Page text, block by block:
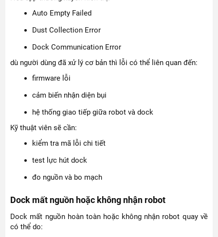
Auto Empty Failed
Dust Collection Error
Dock Communication Error
dù người dùng đã xử lý cơ bản thì lỗi có thể liên quan đến:
firmware lỗi
cảm biến nhận diện bụi
hệ thống giao tiếp giữa robot và dock
Kỹ thuật viên sẽ cần:
kiểm tra mã lỗi chi tiết
test lực hút dock
đo nguồn và bo mạch
Dock mất nguồn hoặc không nhận robot
Dock mất nguồn hoàn toàn hoặc không nhận robot quay về
có thể do: